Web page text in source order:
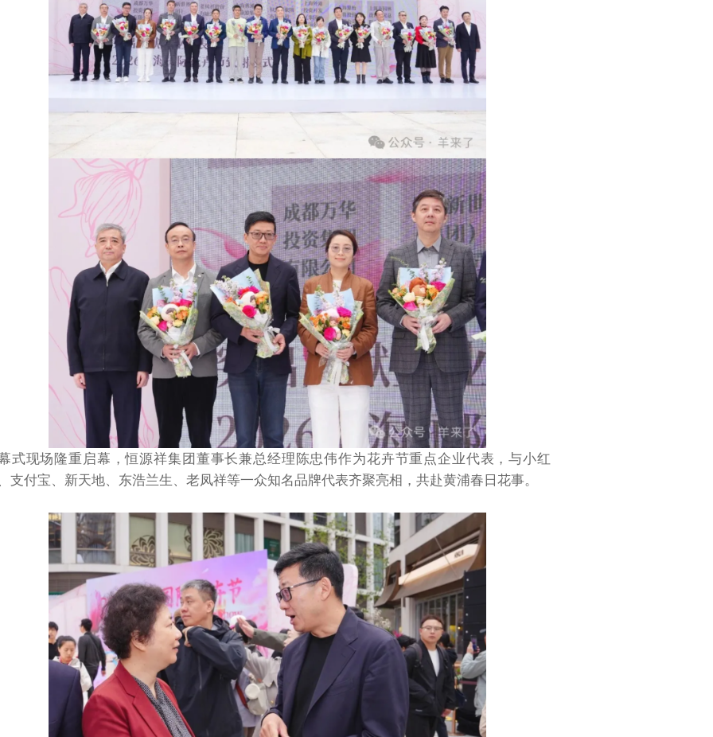
式现场隆重启幕，恒源祥集团董事长兼总经理陈忠伟作为花卉节重点企业代表，与小红
支付宝、新天地、东浩兰生、老凤祥等一众知名品牌代表齐聚亮相，共赴黄浦春日花事。